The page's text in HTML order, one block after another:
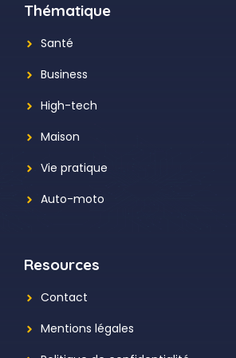
Thématique
Santé
Business
High-tech
Maison
Vie pratique
Auto-moto
Resources
Contact
Mentions légales